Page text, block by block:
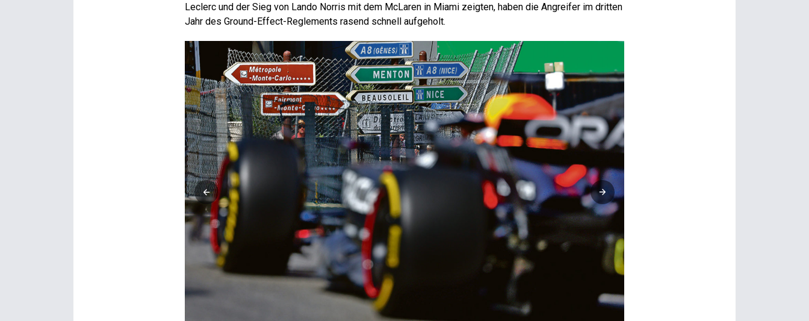
Leclerc und der Sieg von Lando Norris mit dem McLaren in Miami zeigten, haben die Angreifer im dritten
Jahr des Ground-Effect-Reglements rasend schnell aufgeholt.